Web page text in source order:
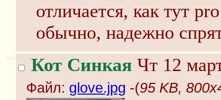
отличается, как тут
обычно, надежно
>> Кот Синкая Чт 12
Файл: glove.jpg -(95 KB,